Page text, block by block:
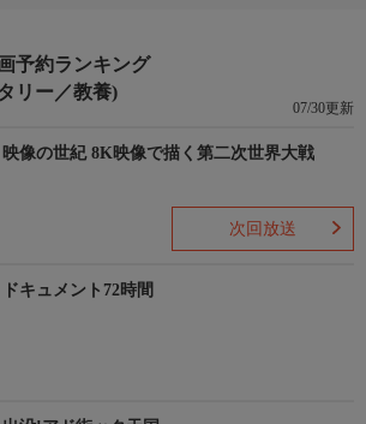
予約ランキング
リー／教養)
07/30更新
映像の世紀 8K映像で描く第二次世界大戦
次回放送
ドキュメント72時間